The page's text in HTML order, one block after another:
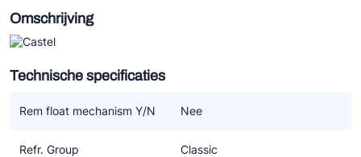
REFFLEX®
Johnson Controls
Doucette Industries
Omschrijving
Technische specificaties
Rem float mechanism Y/N Nee
Refr. Group Classic